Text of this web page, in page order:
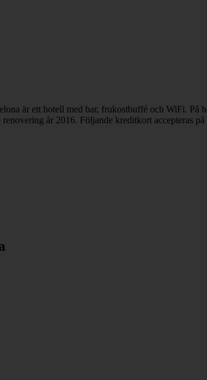
är ett hotell med bar, frukostbuffé och WiFi. På
år 2016. Följande kreditkort accepteras